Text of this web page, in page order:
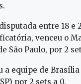
entre 18
venceu o
São Paulo, por 2
equipe de Brasília
por 2 sets a 0.